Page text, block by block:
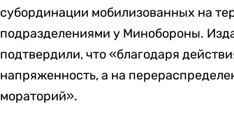
субординации мобилизованных на
подразделениями у Минобороны.
подтвердили, что «благодаря
напряженность, а на
мораторий».